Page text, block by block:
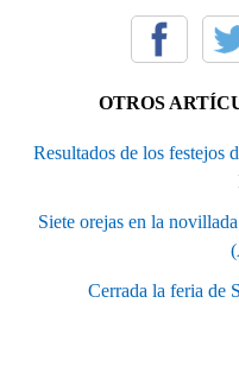
OTROS
Resultados de los festejos
Siete orejas en la
Cerrada la feria de